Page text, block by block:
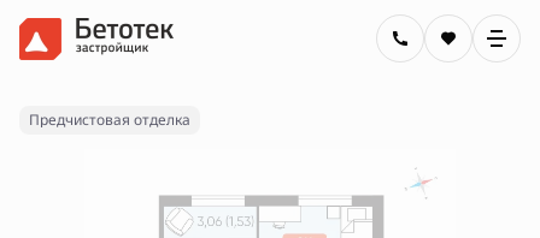
2-комнатная47.68 м Цена по запросу
Ипотекаот 29 413 руб.
Предчистовая отделка